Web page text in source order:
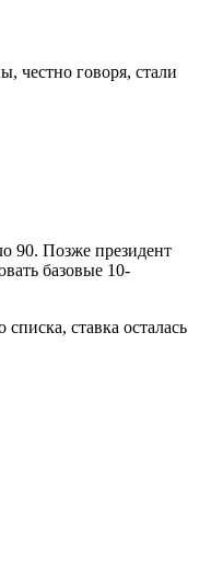
честно говоря, стали
90. Позже президент
базовые 10-
ставка осталась